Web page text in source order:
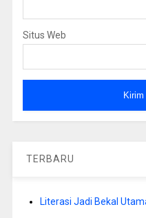
Situs Web
TERBARU
Literasi Jadi Bekal